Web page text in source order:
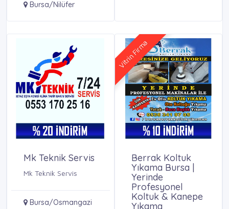
kalıcı makyaj ...
Bursa/Nilüfer
Mk Teknik Servis
Mk Teknik Servis
Bursa/Osmangazi
Vitrin Firma
Berrak Koltuk
Yıkama Bursa |
Yerinde
Profesyonel
Koltuk & Kanepe
Yıkama